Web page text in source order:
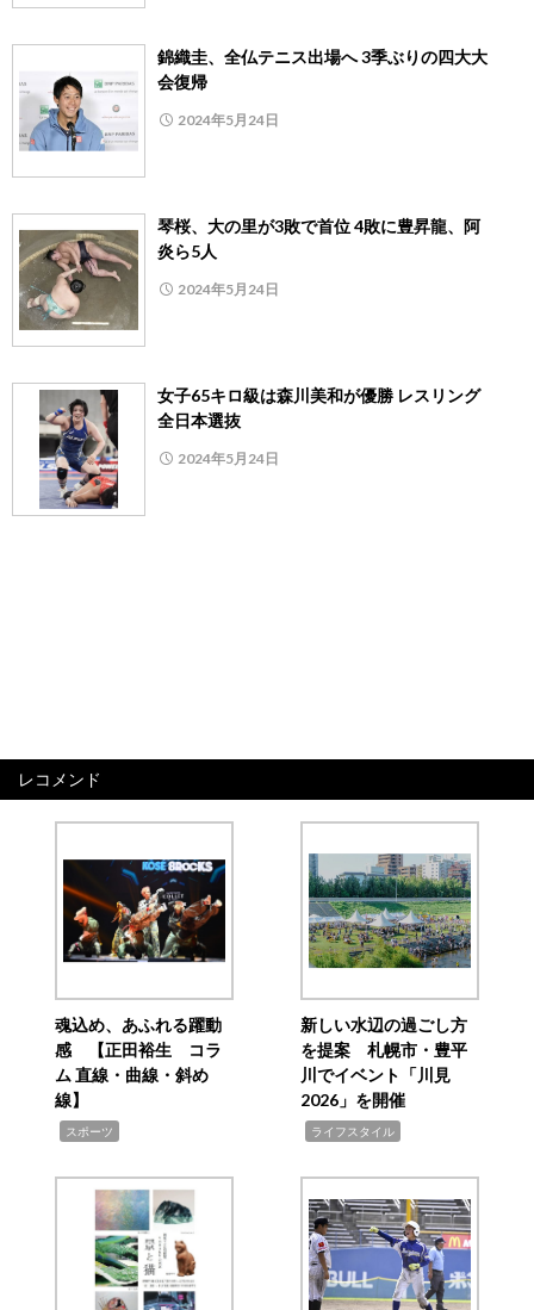
錦織圭、全仏テニス出場へ 3季ぶりの四大大
会復帰
2024年5月24日
琴桜、大の里が3敗で首位 4敗に豊昇龍、阿
炎ら5人
2024年5月24日
女子65キロ級は森川美和が優勝 レスリング
全日本選抜
2024年5月24日
レコメンド
魂込め、あふれる躍動
感 【正田裕生 コラ
ム 直線・曲線・斜め
線】
スポーツ
新しい水辺の過ごし方
を提案 札幌市・豊平
川でイベント「川見
2026」を開催
ライフスタイル